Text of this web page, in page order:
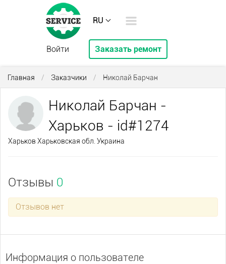
RU
Войти Заказать ремонт
Главная / Заказчики / Николай Барчан
Николай Барчан -
Харьков - id#1274
Харьков Харьковская обл. Украина
Отзывы 0
Отзывов нет
Информация о пользователе